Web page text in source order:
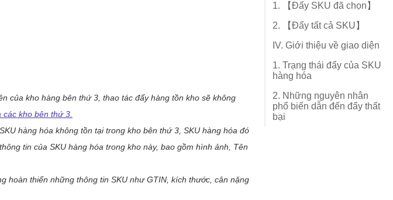
1. 【Đẩy SKU đã chọn】
2. 【Đẩy tất cả SKU】
IV. Giới thiệu về giao diện
1. Trạng thái đẩy của SKU
hàng hóa
2. Những nguyên nhân
phổ biến dẫn đến đẩy thất
bại